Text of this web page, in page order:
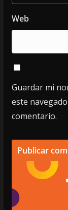
Web
Guardar mi
este
comentario.